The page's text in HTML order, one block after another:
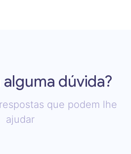
dúvida?
que podem lhe
ajudar